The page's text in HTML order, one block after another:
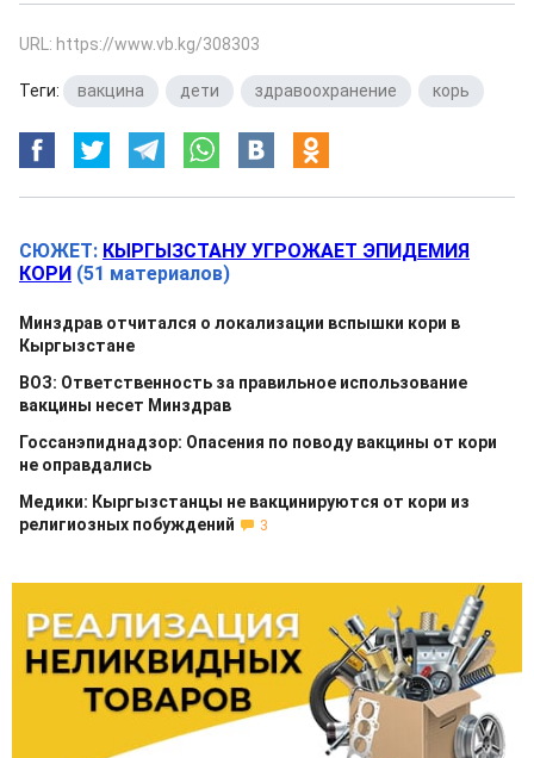
URL: https://www.vb.kg/308303
Теги: вакцина дети здравоохранение корь
СЮЖЕТ: КЫРГЫЗСТАНУ УГРОЖАЕТ ЭПИДЕМИЯ
КОРИ (51 материалов)
Минздрав отчитался о локализации вспышки кори в
Кыргызстане
ВОЗ: Ответственность за правильное использование
вакцины несет Минздрав
Госсанэпиднадзор: Опасения по поводу вакцины от кори
не оправдались
Медики: Кыргызстанцы не вакцинируются от кори из
религиозных побуждений
3